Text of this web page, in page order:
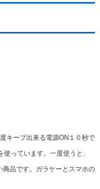
キープ出来る電源ON１０秒で
使っています。一度使うと、
商品です。ガラケーとスマホの